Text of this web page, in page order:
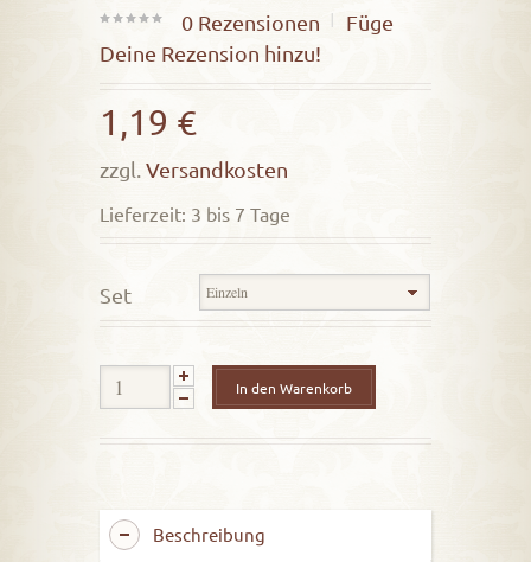
out
5
0 Rezensionen
Füge
Deine Rezension hinzu!
1,19 €
zzgl. Versandkosten
Lieferzeit: 3 bis 7 Tage
Set
In den Warenkorb
Beschreibung